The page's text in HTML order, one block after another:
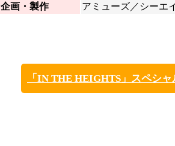
企画・製作 アミューズ／シーエ
「IN THE HEIGHTS」スペシ